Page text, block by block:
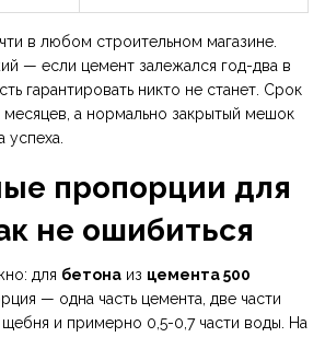
в любом строительном магазине.
— если цемент залежался год-два в
гарантировать никто не станет. Срок
месяцев, а нормально закрытый мешок
пропорции для
не ошибиться
для бетона из цемента 500
— одна часть цемента, две части
щебня и примерно 0,5-0,7 части воды. На